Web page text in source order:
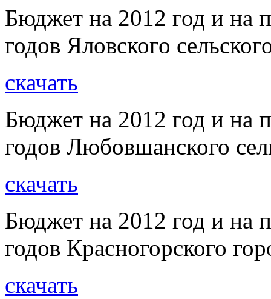
Бюджет на 2012 год и на
годов Яловского
скачать
Бюджет на 2012 год и на
годов Любовшанского
скачать
Бюджет на 2012 год и на
годов Красногорского
скачать